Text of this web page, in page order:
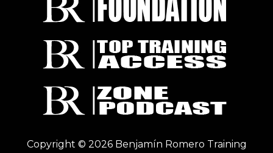
Copyright © 2026 Benjamín Romero Training